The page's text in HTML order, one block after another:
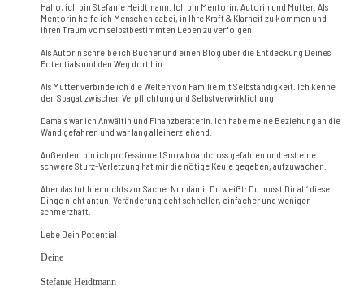
Hallo, ich bin Stefanie Heidtmann. Ich bin Mentorin, Autorin und Mutter. Als
Mentorin helfe ich Menschen dabei, in Ihre Kraft & Klarheit zu kommen und
ihren Traum vom selbstbestimmten Leben zu verfolgen.
Als Autorin schreibe ich Bücher und einen Blog über die Entdeckung Deines
Potentials und den Weg dort hin.
Als Mutter verbinde ich die Welten von Familie mit Selbständigkeit. Ich kenne
den Spagat zwischen Verpflichtung und Selbstverwirklichung.
Damals war ich Anwältin und Finanzberaterin. Ich habe meine Beziehung an die
Wand gefahren und war lang alleinerziehend.
Außerdem bin ich professionell Snowboardcross gefahren und erst eine
schwere Sturz-Verletzung hat mir die nötige Keule gegeben, aufzuwachen.
Aber das tut hier nichts zur Sache. Nur damit Du weißt: Du musst Dir all‘ diese
Dinge nicht antun. Veränderung geht schneller, einfacher und weniger
schmerzhaft.
Lebe Dein Potential
Deine
Stefanie Heidtmann